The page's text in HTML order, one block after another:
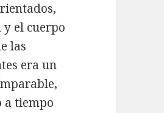
y el cuerpo
las
era un
a tiempo